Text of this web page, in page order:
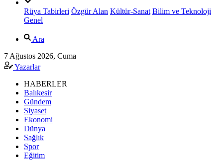
Rüya Tabirleri Özgür Alan Kültür-Sanat Bilim ve Teknoloji
Genel
Ara
7 Ağustos 2026, Cuma
Yazarlar
HABERLER
Balıkesir
Gündem
Siyaset
Ekonomi
Dünya
Sağlık
Spor
Eğitim